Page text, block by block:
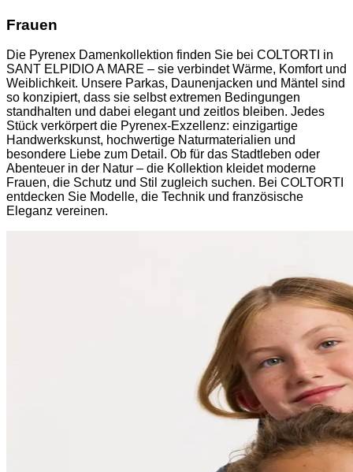
Frauen
Die Pyrenex Damenkollektion finden Sie bei COLTORTI in
SANT ELPIDIO A MARE – sie verbindet Wärme, Komfort und
Weiblichkeit. Unsere Parkas, Daunenjacken und Mäntel sind
so konzipiert, dass sie selbst extremen Bedingungen
standhalten und dabei elegant und zeitlos bleiben. Jedes
Stück verkörpert die Pyrenex-Exzellenz: einzigartige
Handwerkskunst, hochwertige Naturmaterialien und
besondere Liebe zum Detail. Ob für das Stadtleben oder
Abenteuer in der Natur – die Kollektion kleidet moderne
Frauen, die Schutz und Stil zugleich suchen. Bei COLTORTI
entdecken Sie Modelle, die Technik und französische
Eleganz vereinen.